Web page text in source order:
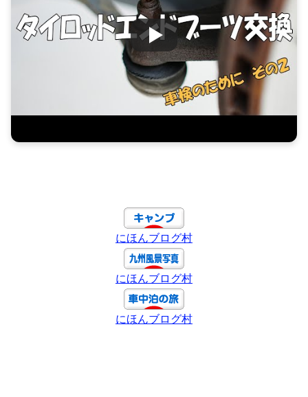
にほんブログ村
にほんブログ村
にほんブログ村